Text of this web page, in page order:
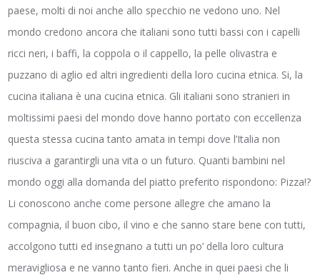
paese, molti di noi anche allo specchio ne vedono uno. Nel
mondo credono ancora che italiani sono tutti bassi con i capelli
ricci neri, i baffi, la coppola o il cappello, la pelle olivastra e
puzzano di aglio ed altri ingredienti della loro cucina etnica. Si, la
cucina italiana è una cucina etnica. Gli italiani sono stranieri in
moltissimi paesi del mondo dove hanno portato con eccellenza
questa stessa cucina tanto amata in tempi dove l’Italia non
riusciva a garantirgli una vita o un futuro. Quanti bambini nel
mondo oggi alla domanda del piatto preferito rispondono: Pizza!?
Li conoscono anche come persone allegre che amano la
compagnia, il buon cibo, il vino e che sanno stare bene con tutti,
accolgono tutti ed insegnano a tutti un po’ della loro cultura
meravigliosa e ne vanno tanto fieri. Anche in quei paesi che li